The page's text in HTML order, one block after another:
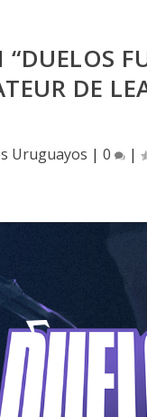
DE
Uruguayos | 0 |